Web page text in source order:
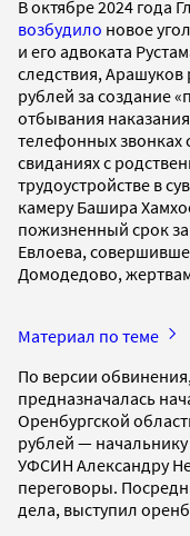
В октябре 2024 года
возбудило новое
и его адвоката
следствия, Арашуков
рублей за создание
отбывания
телефонных звонках
свиданиях с
трудоустройстве в
камеру Башира
пожизненный срок
Евлоева,
Домодедово,
Материал по теме
По версии
предназначалась
Оренбургской
рублей —
УФСИН Александру
переговоры.
дела, выступил